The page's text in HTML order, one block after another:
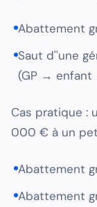
Abattement
Saut d''une
(GP →
Cas pratique :
000 € à un
Abattement
Abattement